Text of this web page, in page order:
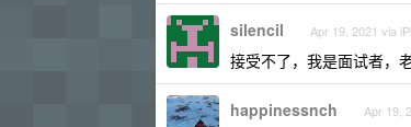
silencil Apr 19, 2021 via
接受不了，我是面试者，
happinessnch Apr 19,